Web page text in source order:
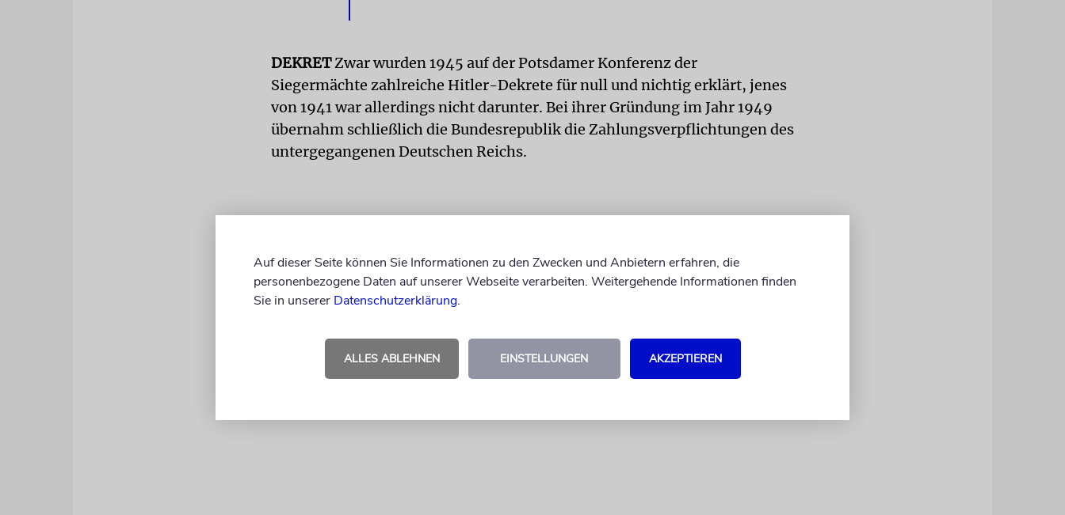
DEKRETZwar wurden 1945 auf der Potsdamer Konferenz der
Siegermächte zahlreiche Hitler-Dekrete für null und nichtig erklärt, jenes
von 1941 war allerdings nicht darunter. Bei ihrer Gründung im Jahr 1949
übernahm schließlich die Bundesrepublik die Zahlungsverpflichtungen des
untergegangenen Deutschen Reichs.
Auf dieser Seite können Sie Informationen zu den Zwecken und Anbietern erfahren, die
personenbezogene Daten auf unserer Webseite verarbeiten. Weitergehende Informationen finden
Sie in unserer Datenschutzerklärung.
ALLES ABLEHNEN EINSTELLUNGEN AKZEPTIEREN